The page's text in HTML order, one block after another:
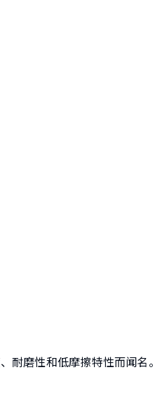
耐磨性和低摩擦特性而闻名。